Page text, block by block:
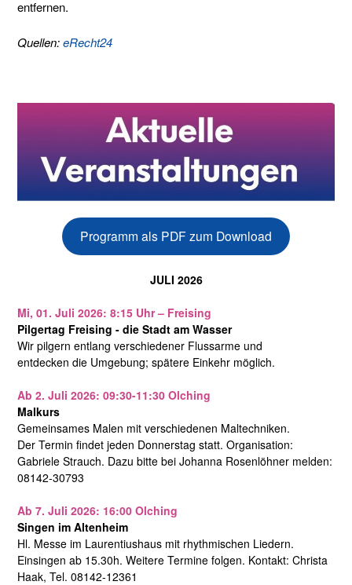
entfernen.
Quellen:eRecht24
Programm als PDF zum Download
JULI 2026
Mi, 01. Juli 2026: 8:15 Uhr – Freising
Pilgertag Freising - die Stadt am Wasser
Wir pilgern entlang verschiedener Flussarme und
entdecken die Umgebung; spätere Einkehr möglich.
Ab 2. Juli 2026: 09:30-11:30 Olching
Malkurs
Gemeinsames Malen mit verschiedenen Maltechniken.
Der Termin findet jeden Donnerstag statt. Organisation:
Gabriele Strauch. Dazu bitte bei Johanna Rosenlöhner melden:
08142-30793
Ab 7. Juli 2026: 16:00 Olching
Singen im Altenheim
Hl. Messe im Laurentiushaus mit rhythmischen Liedern.
Einsingen ab 15.30h. Weitere Termine folgen. Kontakt: Christa
Haak, Tel. 08142-12361